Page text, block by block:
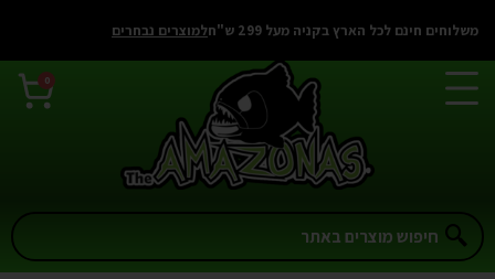
משלוחים חינם לכל הארץ בקניה מעל 299 ש"ח למוצרים נבחרים
0